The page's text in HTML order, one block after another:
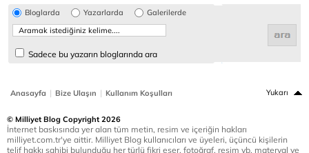
Bloglarda Yazarlarda Galerilerde
Sadece bu yazarın bloglarında ara
Anasayfa | Bize Ulaşın | Kullanım Koşulları Yukarı
© Milliyet Blog Copyright 2026
İnternet baskısında yer alan tüm metin, resim ve içeriğin hakları
milliyet.com.tr'ye aittir. Milliyet Blog kullanıcıları ve üyeleri, üçüncü kişilerin
telif hakkı sahibi bulunduğu her türlü fikri eser, fotoğraf, resim vb. materyal ve